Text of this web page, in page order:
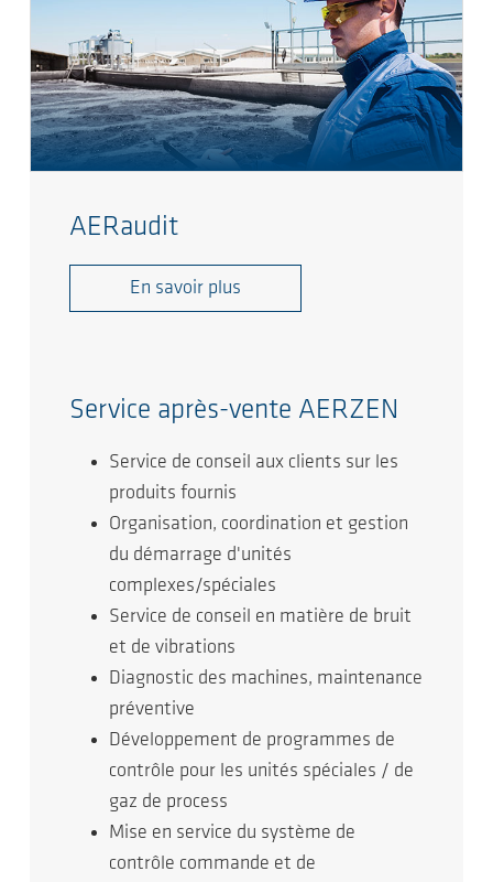
AERaudit
En savoir plus
Service après-vente AERZEN
Service de conseil aux clients sur les
produits fournis
Organisation, coordination et gestion
du démarrage d'unités
complexes/spéciales
Service de conseil en matière de bruit
et de vibrations
Diagnostic des machines, maintenance
préventive
Développement de programmes de
contrôle pour les unités spéciales / de
gaz de process
Mise en service du système de
contrôle commande et de